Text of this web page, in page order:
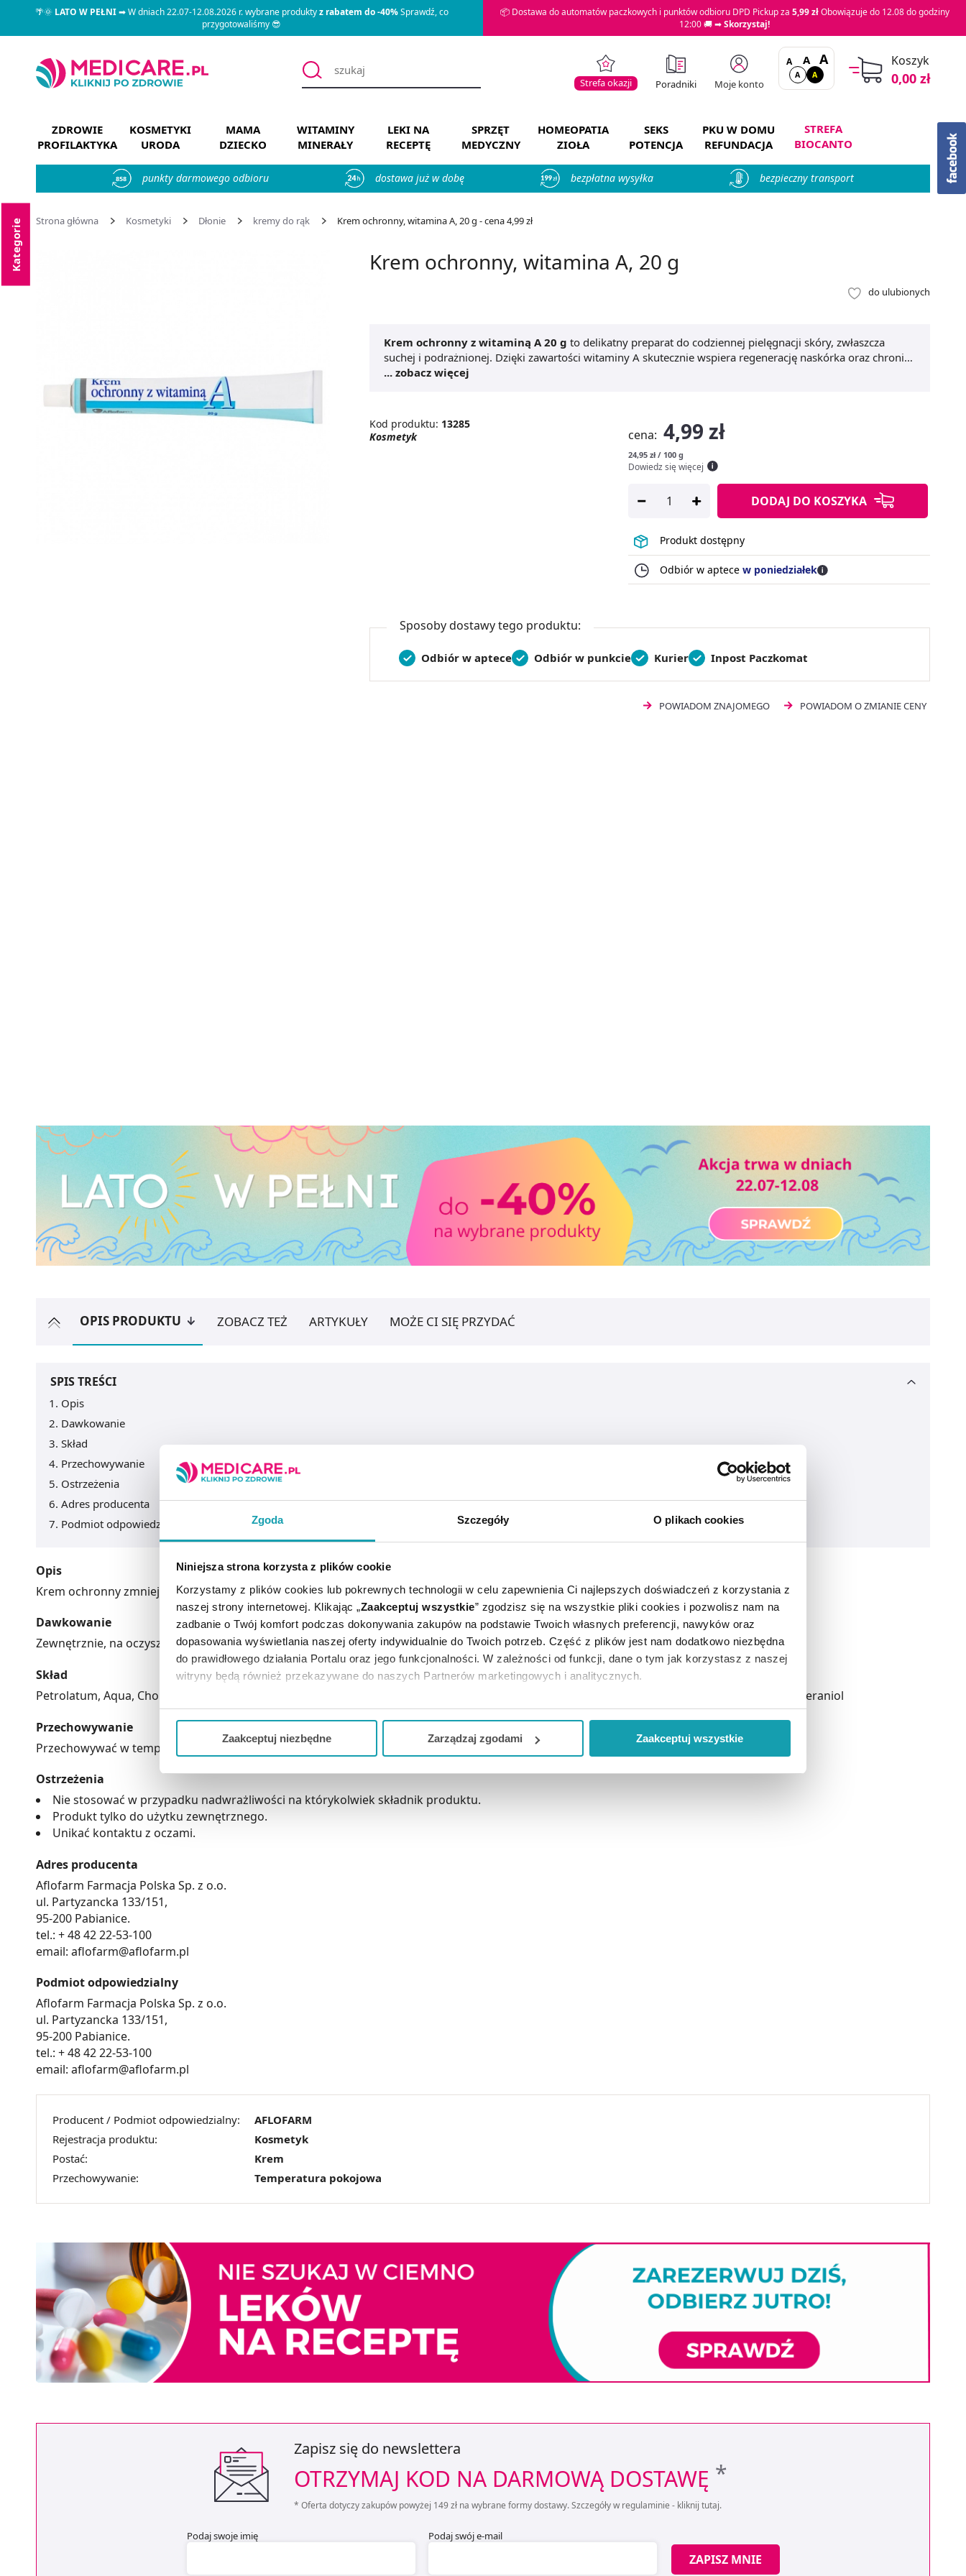
Zgoda Szczegóły O plikach cookies
Niniejsza strona korzysta z plików cookie
Korzystamy z plików cookies lub pokrewnych technologii w celu zapewnienia Ci najlepszych doświadczeń z korzystania z
naszej strony internetowej. Klikając „Zaakceptuj wszystkie” zgodzisz się na wszystkie pliki cookies i pozwolisz nam na
zadbanie o Twój komfort podczas dokonywania zakupów na podstawie Twoich własnych preferencji, nawyków oraz
dopasowania wyświetlania naszej oferty indywidualnie do Twoich potrzeb. Część z plików jest nam dodatkowo niezbędna
do prawidłowego działania Portalu oraz jego funkcjonalności. W zależności od funkcji, dane o tym jak korzystasz z naszej
witryny będą również przekazywane do naszych Partnerów marketingowych i analitycznych.
Jeżeli chcesz dostosować swoją zgodę i wybrać tylko niektóre dodatkowe funkcje, z którymi wiąże się zbieranie danych o
wszystkich funkcjonalności Strony.
Zaakceptuj niezbędne Zarządzaj zgodami Zaakceptuj wszystkie
🌴🌞LATO W PEŁNI➡ W dniach 22.07-12.08.2026 r. wybrane produktyz rabatem do -40%Sprawdź, co
przygotowaliśmy 😎
📦 Dostawa do automatów paczkowych i punktów odbioru DPD Pickup za 5,99 złObowiązuje do 12.08 do godziny
12:00 🚚 ➡Skorzystaj!
Strefa okazji Poradniki Moje konto
A A A
A A
Koszyk
0,00 zł
ZDROWIE
PROFILAKTYKA
KOSMETYKI
URODA
MAMA
DZIECKO
WITAMINY
MINERAŁY
LEKI NA
RECEPTĘ
SPRZĘT
MEDYCZNY
HOMEOPATIA
ZIOŁA
SEKS
POTENCJA
PKU W DOMU
REFUNDACJA
STREFA
BIOCANTO
858 punkty darmowego odbioru dostawa już w dobę bezpłatna wysyłka bezpieczny transport
Strona główna Kosmetyki Dłonie kremy do rąk Krem ochronny, witamina A, 20 g - cena 4,99 zł
Kategorie Krem ochronny, witamina A, 20 g
do ulubionych
Krem ochronny z witaminą A 20 g to delikatny preparat do codziennej pielęgnacji skóry, zwłaszcza
suchej i podrażnionej. Dzięki zawartości witaminy A skutecznie wspiera regenerację naskórka oraz chroni
przed negatywnym wpływem czynników zewnętrznych.
dermatologicznych. Produkt szybko się wchłania, nie pozostawiając tłustej warstwy.
regeneracja naskórka
preparat z witaminą Ato kluczowe zalety tego produktu. Idealny do
... zobacz więcej
Kod produktu: 13285
Kosmetyk
cena: 4,99 zł
24,95 zł / 100 g
Dowiedz się więcej
DODAJ DO KOSZYKA
Produkt dostępny
Odbiór w aptece w poniedziałek
Sposoby dostawy tego produktu:
Odbiór w aptece Odbiór w punkcie Kurier Inpost Paczkomat
POWIADOM ZNAJOMEGO POWIADOM O ZMIANIE CENY
OPIS PRODUKTU ZOBACZ TEŻ ARTYKUŁY MOŻE CI SIĘ PRZYDAĆ
SPIS TREŚCI
Opis
Dawkowanie
Skład
Przechowywanie
Ostrzeżenia
Adres producenta
Podmiot odpowiedzialny
Opis
Krem ochronny zmniejszający wrażliwość skóry narażonej na działanie czynników zewnętrznych.
Dawkowanie
Zewnętrznie, na oczyszczoną powierzchnię skóry kilka razy dziennie.
Skład
Petrolatum, Aqua, Cholesterol, Cetyl Alcohol, Retinyl Palmitate/Caprylic/Capric Triglyceride/Tocopherol, Citric Acid, Parfum, Limonene, Citral, Geraniol
Przechowywanie
Przechowywać w temperaturze pokojowej, w miejscu niedostępnym dla małych dzieci. Chronić od światła i wilgoci.
Ostrzeżenia
Nie stosować w przypadku nadwrażliwości na którykolwiek składnik produktu.
Produkt tylko do użytku zewnętrznego.
Unikać kontaktu z oczami.
Adres producenta
Aflofarm Farmacja Polska Sp. z o.o.
ul. Partyzancka 133/151,
95-200 Pabianice.
tel.: + 48 42 22-53-100
email: aflofarm@aflofarm.pl
Podmiot odpowiedzialny
Aflofarm Farmacja Polska Sp. z o.o.
ul. Partyzancka 133/151,
95-200 Pabianice.
tel.: + 48 42 22-53-100
email: aflofarm@aflofarm.pl
Producent / Podmiot odpowiedzialny:
AFLOFARM
Rejestracja produktu:
Kosmetyk
Postać:
Krem
Przechowywanie:
Temperatura pokojowa
Zapisz się do newslettera
OTRZYMAJ KOD NA DARMOWĄ DOSTAWĘ *
* Oferta dotyczy zakupów powyżej 149 zł na wybrane formy dostawy. Szczegóły w regulaminie - kliknij tutaj.
Podaj swoje imię Podaj swój e-mail
ZAPISZ MNIE